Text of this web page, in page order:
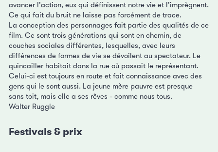
avancer l'action, eux qui définissent notre vie et l'imprègnent.
Ce qui fait du bruit ne laisse pas forcément de trace.
La conception des personnages fait partie des qualités de ce
film. Ce sont trois générations qui sont en chemin, de
couches sociales différentes, lesquelles, avec leurs
différences de formes de vie se dévoilent au spectateur. Le
quincailler habitait dans la rue où passait le représentant.
Celui-ci est toujours en route et fait connaissance avec des
gens qui le sont aussi. La jeune mère pauvre est presque
sans toit, mais elle a ses rêves - comme nous tous.
Walter Ruggle
Festivals & prix